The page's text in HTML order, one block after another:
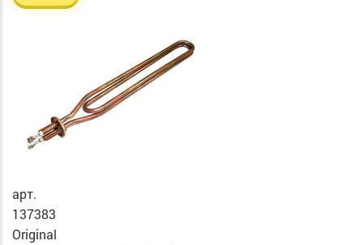
арт.
137383
Original